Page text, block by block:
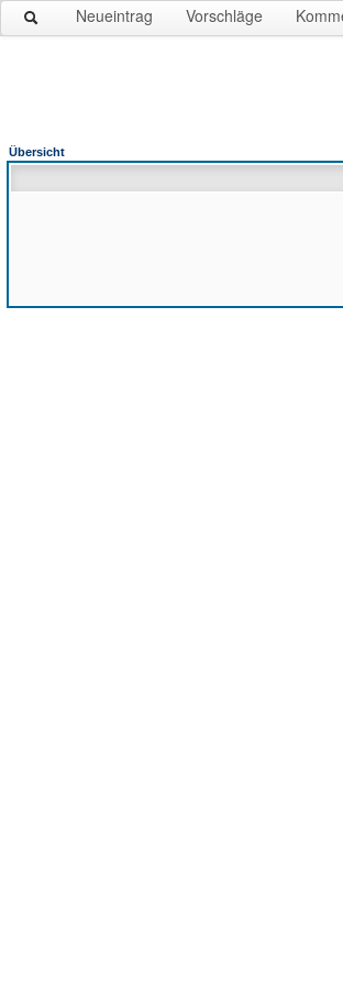
Neueintrag Vorschläge
Übersicht